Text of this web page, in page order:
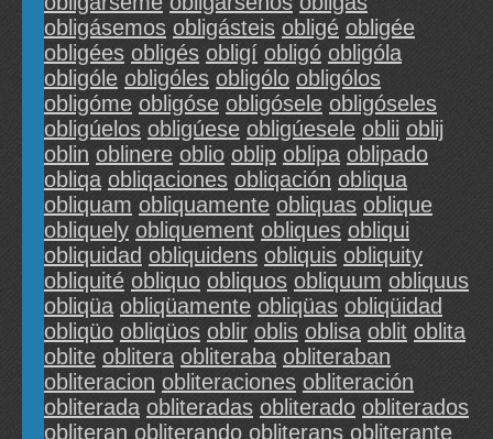
obligásemos obligásteis obligé obligée
obligées obligés obligí obligó obligóla
obligóle obligóles obligólo obligólos
obligóme obligóse obligósele obligóseles
obligúelos obligúese obligúesele oblii oblij
oblin oblinere oblio oblip oblipa oblipado
obliqa obliqaciones obliqación obliqua
obliquam obliquamente obliquas oblique
obliquely obliquement obliques obliqui
obliquidad obliquidens obliquis obliquity
obliquité obliquo obliquos obliquum obliquus
obliqüa obliqüamente obliqüas obliqüidad
obliqüo obliqüos oblir oblis oblisa oblit oblita
oblite oblitera obliteraba obliteraban
obliteracion obliteraciones obliteración
obliterada obliteradas obliterado obliterados
obliteran obliterando obliterans obliterante